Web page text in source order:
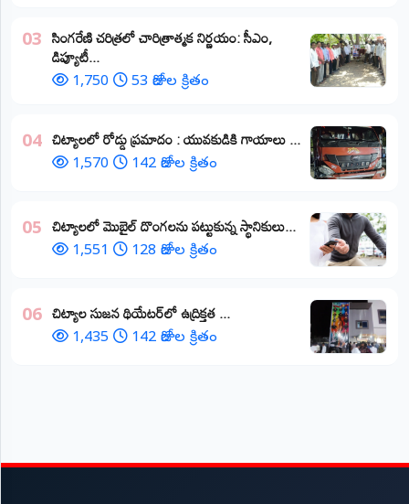
03 ​సింగరేణి చరిత్రలో చారిత్రాత్మక నిర్ణయం: సీఎం,
డిప్యూటీ...
1,750 53 రోజుల క్రితం
04 చిట్యాలలో రోడ్డు ప్రమాదం : యువకుడికి గాయాలు ​...
1,570 142 రోజుల క్రితం
05 చిట్యాలలో మొబైల్ దొంగలను పట్టుకున్న స్థానికులు...
1,551 128 రోజుల క్రితం
06 చిట్యాల సుజన థియేటర్‌లో ఉద్రిక్తత ...
1,435 142 రోజుల క్రితం